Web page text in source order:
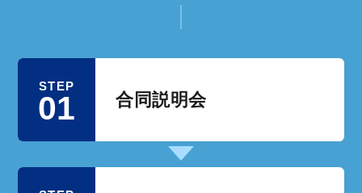
STEP
01 合同説明会